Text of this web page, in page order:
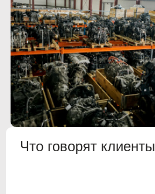
Что говорят клиенты